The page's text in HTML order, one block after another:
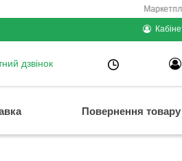
Маркетплейс он-
дзвінок
Повернення товару